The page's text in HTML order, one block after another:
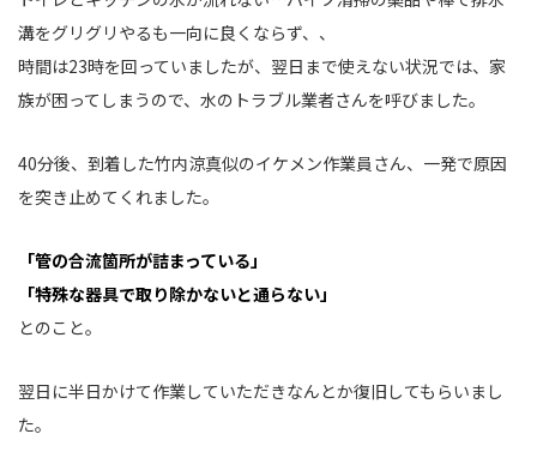
溝をグリグリやるも一向に良くならず、、
時間は23時を回っていましたが、翌日まで使えない状況では、家
族が困ってしまうので、水のトラブル業者さんを呼びました。
40分後、到着した竹内涼真似のイケメン作業員さん、一発で原因
を突き止めてくれました。
「管の合流箇所が詰まっている」
「特殊な器具で取り除かないと通らない」
とのこと。
翌日に半日かけて作業していただきなんとか復旧してもらいまし
た。